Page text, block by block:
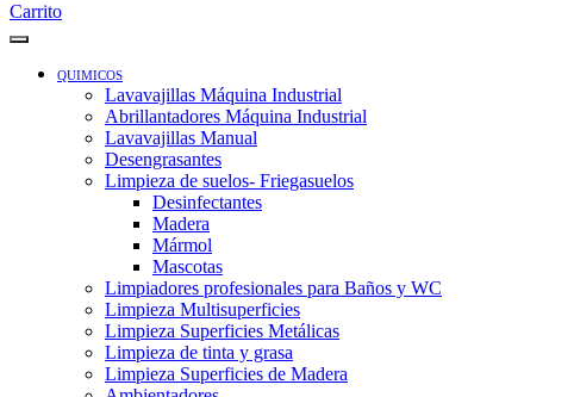
Carrito
QUIMICOS
Lavavajillas Máquina Industrial
Abrillantadores Máquina Industrial
Lavavajillas Manual
Desengrasantes
Limpieza de suelos- Friegasuelos
Desinfectantes
Madera
Mármol
Mascotas
Limpiadores profesionales para Baños y WC
Limpieza Multisuperficies
Limpieza Superficies Metálicas
Limpieza de tinta y grasa
Limpieza Superficies de Madera